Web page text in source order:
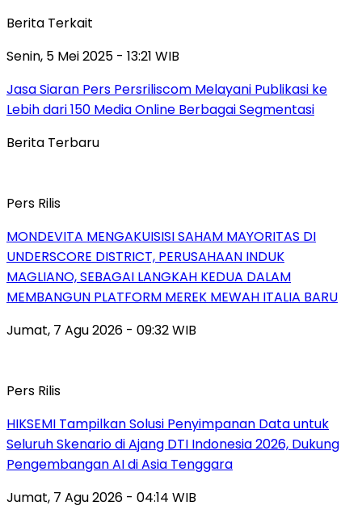
Berita Terkait
Senin, 5 Mei 2025 - 13:21 WIB
Jasa Siaran Pers Persriliscom Melayani Publikasi ke
Lebih dari 150 Media Online Berbagai Segmentasi
Berita Terbaru
Pers Rilis
MONDEVITA MENGAKUISISI SAHAM MAYORITAS DI
UNDERSCORE DISTRICT, PERUSAHAAN INDUK
MAGLIANO, SEBAGAI LANGKAH KEDUA DALAM
MEMBANGUN PLATFORM MEREK MEWAH ITALIA BARU
Jumat, 7 Agu 2026 - 09:32 WIB
Pers Rilis
HIKSEMI Tampilkan Solusi Penyimpanan Data untuk
Seluruh Skenario di Ajang DTI Indonesia 2026, Dukung
Pengembangan AI di Asia Tenggara
Jumat, 7 Agu 2026 - 04:14 WIB